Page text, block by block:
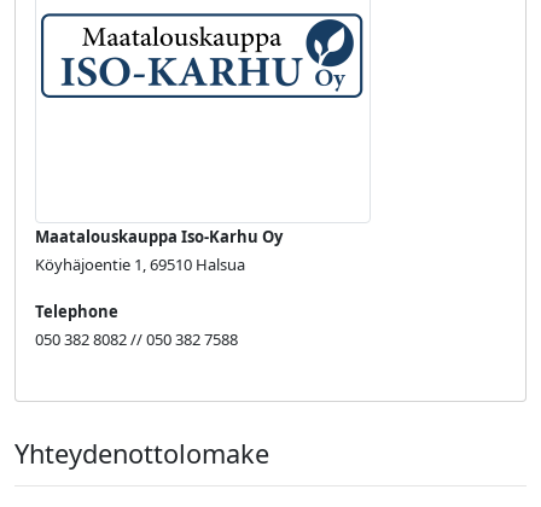
Maatalouskauppa Iso-Karhu Oy
Köyhäjoentie 1, 69510 Halsua
Telephone
050 382 8082 // 050 382 7588
Yhteydenottolomake